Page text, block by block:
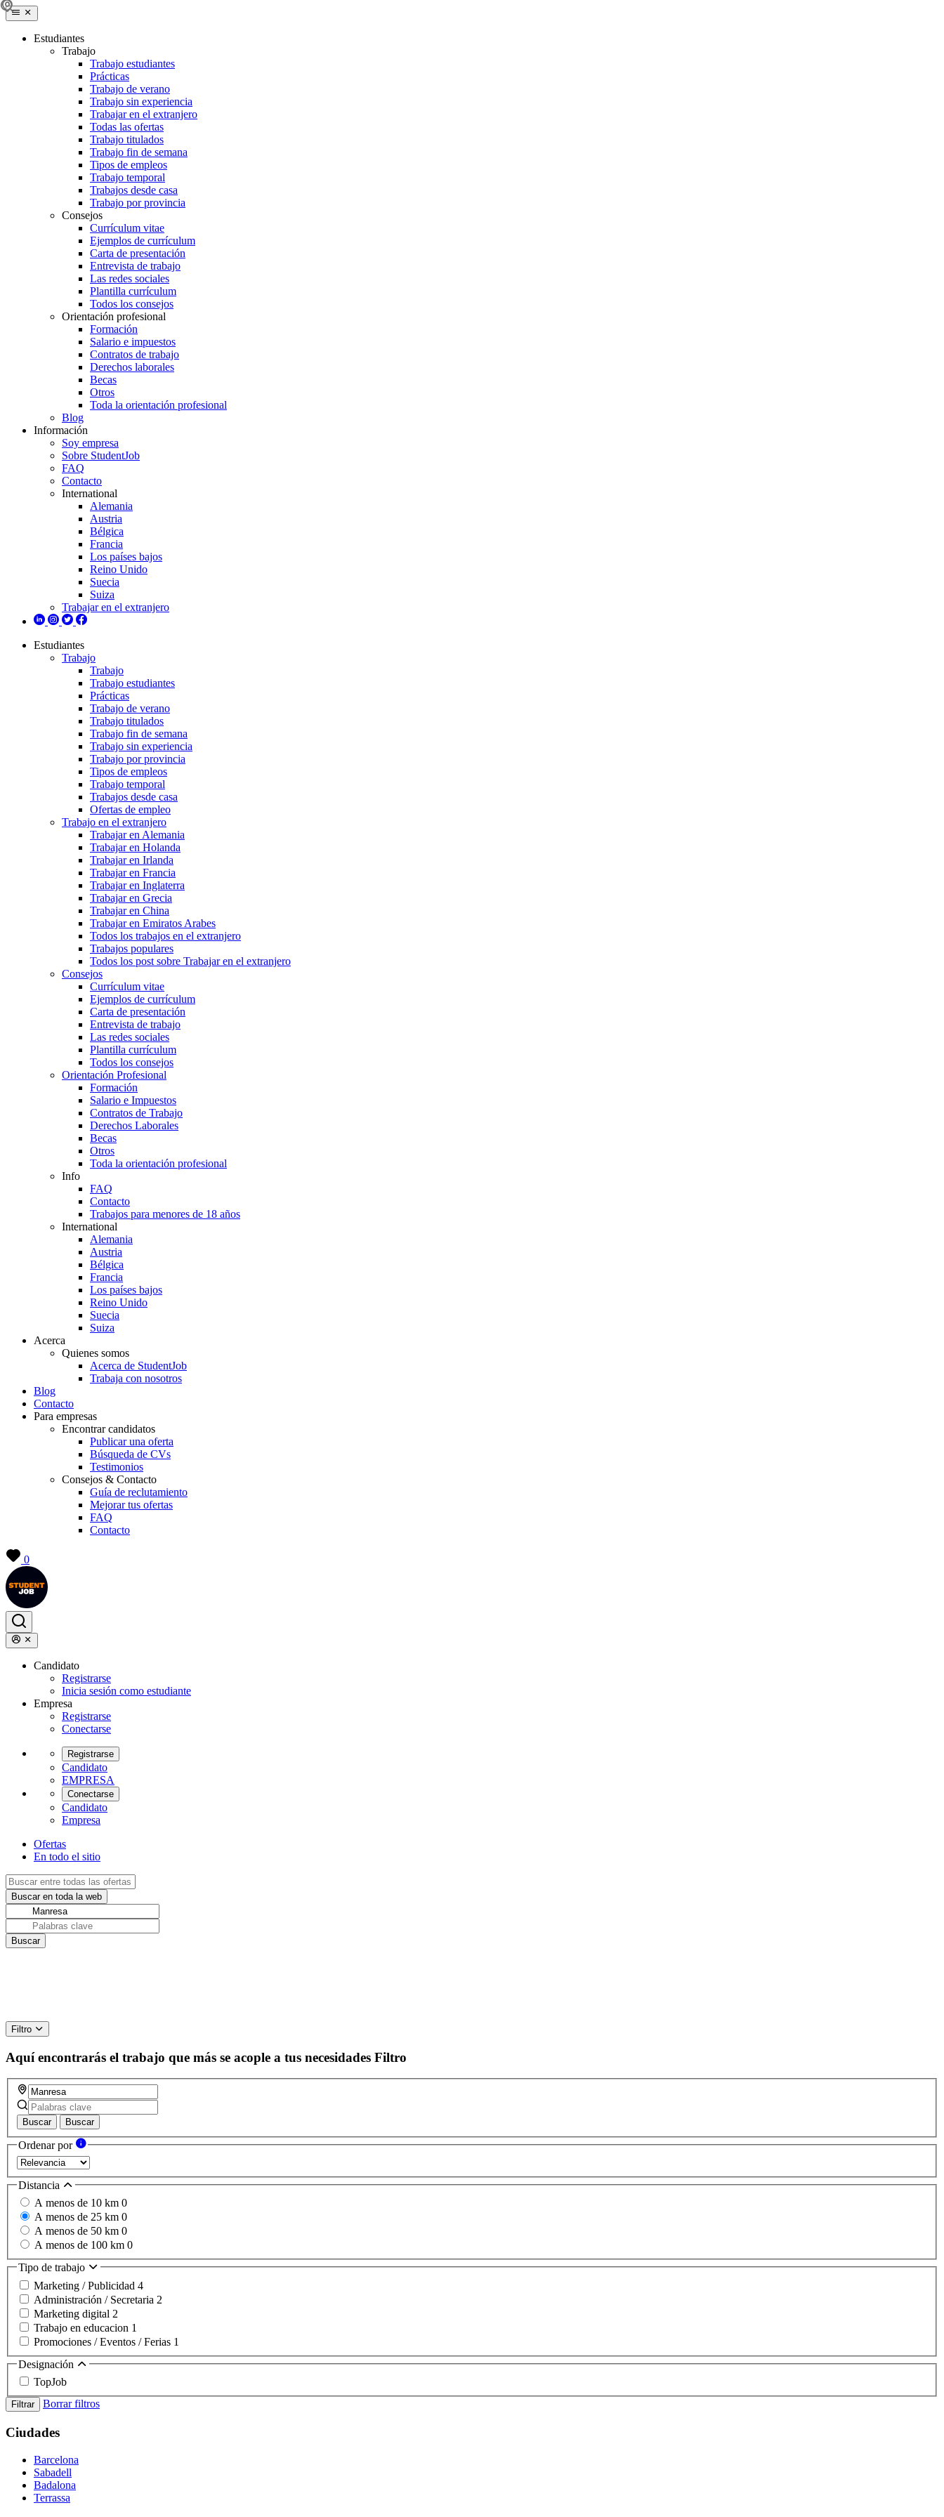
Estudiantes
Trabajo
Trabajo estudiantes
Prácticas
Trabajo de verano
Trabajo sin experiencia
Trabajar en el extranjero
Todas las ofertas
Trabajo titulados
Trabajo fin de semana
Tipos de empleos
Trabajo temporal
Trabajos desde casa
Trabajo por provincia
Consejos
Currículum vitae
Ejemplos de currículum
Carta de presentación
Entrevista de trabajo
Las redes sociales
Plantilla currículum
Todos los consejos
Orientación profesional
Formación
Salario e impuestos
Contratos de trabajo
Derechos laborales
Becas
Otros
Toda la orientación profesional
Blog
Información
Soy empresa
Sobre StudentJob
FAQ
Contacto
International
Alemania
Austria
Bélgica
Francia
Los países bajos
Reino Unido
Suecia
Suiza
Trabajar en el extranjero
Estudiantes
Trabajo
Trabajo
Trabajo estudiantes
Prácticas
Trabajo de verano
Trabajo titulados
Trabajo fin de semana
Trabajo sin experiencia
Trabajo por provincia
Tipos de empleos
Trabajo temporal
Trabajos desde casa
Ofertas de empleo
Trabajo en el extranjero
Trabajar en Alemania
Trabajar en Holanda
Trabajar en Irlanda
Trabajar en Francia
Trabajar en Inglaterra
Trabajar en Grecia
Trabajar en China
Trabajar en Emiratos Arabes
Todos los trabajos en el extranjero
Trabajos populares
Todos los post sobre Trabajar en el extranjero
Consejos
Currículum vitae
Ejemplos de currículum
Carta de presentación
Entrevista de trabajo
Las redes sociales
Plantilla currículum
Todos los consejos
Orientación Profesional
Formación
Salario e Impuestos
Contratos de Trabajo
Derechos Laborales
Becas
Otros
Toda la orientación profesional
Info
FAQ
Contacto
Trabajos para menores de 18 años
International
Alemania
Austria
Bélgica
Francia
Los países bajos
Reino Unido
Suecia
Suiza
Acerca
Quienes somos
Acerca de StudentJob
Trabaja con nosotros
Blog
Contacto
Para empresas
Encontrar candidatos
Publicar una oferta
Búsqueda de CVs
Testimonios
Consejos & Contacto
Guía de reclutamiento
Mejorar tus ofertas
FAQ
Contacto
0
Candidato
Registrarse
Inicia sesión como estudiante
Empresa
Registrarse
Conectarse
Registrarse
Candidato
EMPRESA
Conectarse
Candidato
Empresa
Ofertas
En todo el sitio
Filtro
Aquí encontrarás el trabajo que más se acople a tus necesidades Filtro
Buscar Buscar
Ordenar por
Distancia
A menos de 10 km 0
A menos de 25 km 0
A menos de 50 km 0
A menos de 100 km 0
Tipo de trabajo
Marketing / Publicidad 4
Administración / Secretaria 2
Marketing digital 2
Trabajo en educacion 1
Promociones / Eventos / Ferias 1
Designación
TopJob
Filtrar Borrar filtros
Ciudades
Barcelona
Sabadell
Badalona
Terrassa